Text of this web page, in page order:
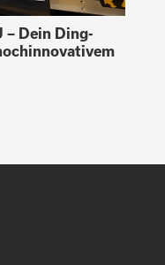
Dein Ding-